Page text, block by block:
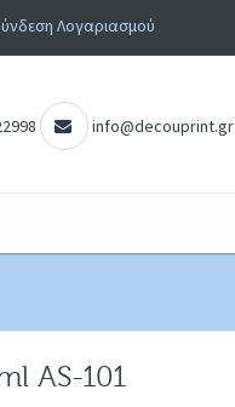
Λογαριασμού
info@decouprint.gr
AS-101